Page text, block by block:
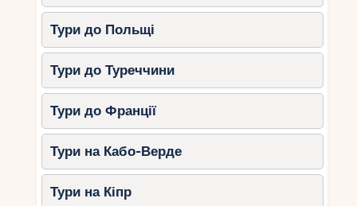
Тури до Польщі
Тури до Туреччини
Тури до Франції
Тури на Кабо-Верде
Тури на Кіпр